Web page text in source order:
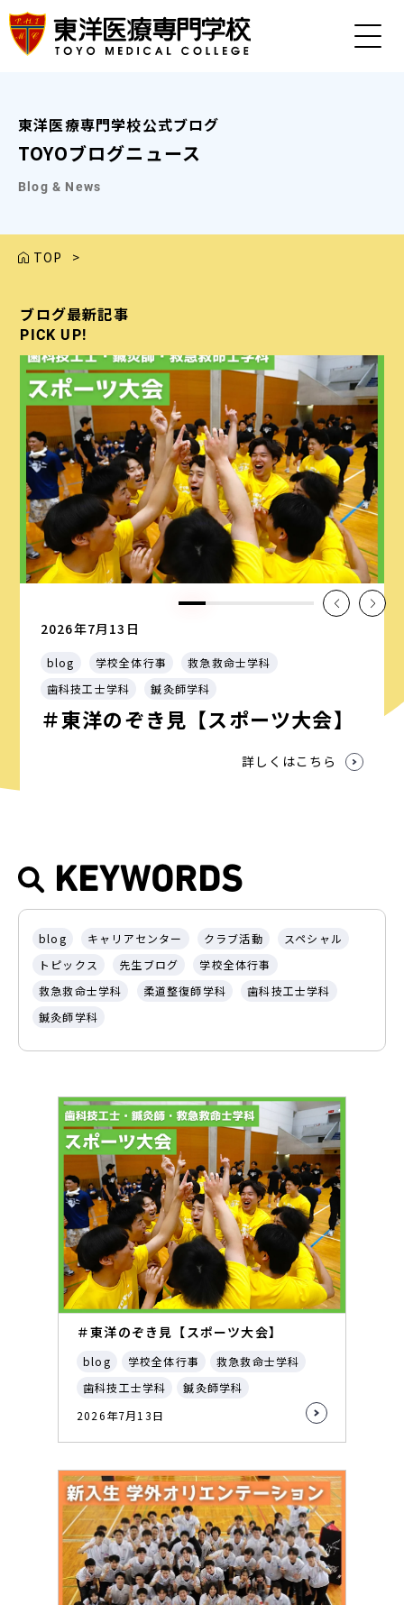
東洋医療専門学校公式ブログ
TOYOブログニュース
Blog & News
TOP >
ブログ最新記事
PICK UP!
2026年7月13日
blog 学校全体行事
救急救命士学科
歯科技工士学科
鍼灸師学科
＃東洋のぞき見【スポーツ大会】
詳しくはこちら
ブログ最新記事
PICK UP!
ブログ最新記事
PICK UP!
ブログ最新記事
PICK UP!
ブログ最新記事
PICK UP!
KEYWORDS
blog キャリアセンター クラブ活動
スペシャル
トピックス
先生ブログ
学校全体行事
救急救命士学科
柔道整復師学科
歯科技工士学科
鍼灸師学科
＃東洋のぞき見【スポーツ大会】
blog 学校全体行事
救急救命士学科
歯科技工士学科
鍼灸師学科
2026年7月13日